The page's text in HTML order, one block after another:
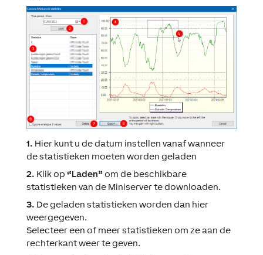
1. Hier kunt u de datum instellen vanaf wanneer
de statistieken moeten worden geladen
2. Klik op “Laden”om de beschikbare
statistieken van de Miniserver te downloaden.
3. De geladen statistieken worden dan hier
weergegeven.
Selecteer een of meer statistieken om ze aan de
rechterkant weer te geven.